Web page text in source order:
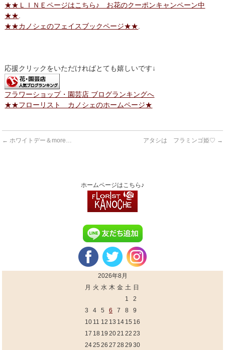
★★ＬＩＮＥページはこちら♪ お花のクーポンキャンペーン中
★★
★★カノシェのフェイスブックページ★★
応援クリックをいただければとても嬉しいです↓
フラワーショップ・園芸店 ブログランキングへ
★★フローリスト カノシェのホームページ★
← ホワイトデー＆more… アタシは フラミンゴ姫♡ →
ホームページはこちら♪
2026年8月
月 火 水 木 金 土 日
1
2
3
4 5 6 7 8
9
10 11 12 13 14 15 16
17 18 19 2021 22 23
2425 26 27 28 29 30